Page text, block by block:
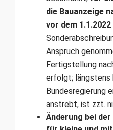
die Bauanzeige
vor dem
Anspruch
Fertigstellung
erfolgt; längstens
Bundesregierung
anstrebt, ist zzt.
Änderung bei